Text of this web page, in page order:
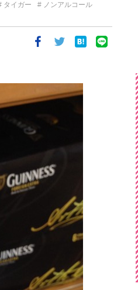
タイガー
ノンアルコール